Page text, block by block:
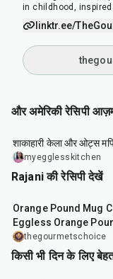
in childhood,
linktr.ee/
और अमेरिकी रेसिपी
40
शाकाहारी केला और ओट्स
myegglesskitchen
Rajani की रेसिपी देखें
7min
Orange Pound Mug
Eggless Orange
Mug Cake With Cream
Cheese Frosting
thegourmetschoice
किसी भी दिन के लिए
15